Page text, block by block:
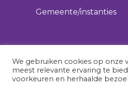
Gemeente/instanties
We gebruiken cookies op onze
meest relevante ervaring te
voorkeuren en herhaalde